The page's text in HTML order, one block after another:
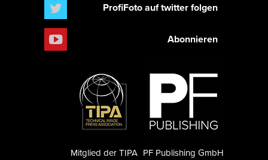
ProfiFoto auf twitter folgen
Abonnieren
PF Publishing GmbH
Mitglied der TIPA